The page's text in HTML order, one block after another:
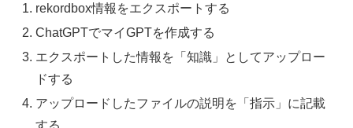
rekordbox情報をエクスポートする
ChatGPTでマイGPTを作成する
エクスポートした情報を「知識」としてアップロー
ドする
アップロードしたファイルの説明を「指示」に記載